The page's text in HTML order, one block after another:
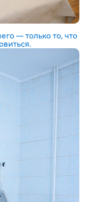
— только то, что